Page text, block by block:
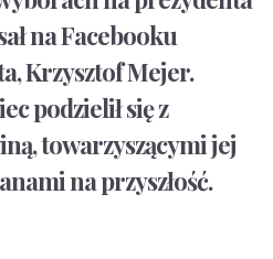
na Facebooku
Krzysztof Mejer.
podzielił się z
towarzyszącymi jej
na przyszłość.